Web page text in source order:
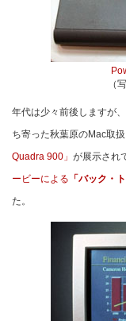
（
年代は少々前後しますが
ち寄った秋葉原のMac取
Quadra 900」 が展示され
ービーによる 「バック・
た。